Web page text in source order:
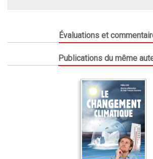
Évaluations et
Publications du même